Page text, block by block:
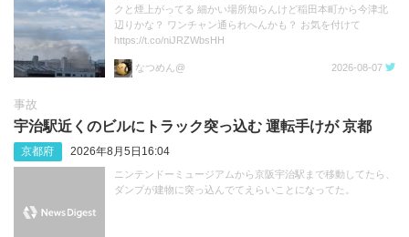
クと煙上がってる 細かい場所知らんけど稲田本町から今津北
辺りかな？ ワンチャン通られへんかも？ お気を付けて
https://t.co/niJRZWbsHH
なつめん@ 2026-08-07
事故
宇治駅近くのビルにトラック突っ込む 運転手けが 京都
京都府 2026年8月5日16:04
ニンテンドーミュージアムから京阪宇治駅まで移動してたら、
ダンプが建物に突っ込んでてえらいことになってた。